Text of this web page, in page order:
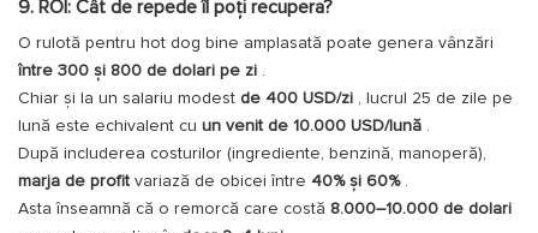
9. ROI: Cât de repede îl poți recupera?
O rulotă pentru hot dog bine amplasată poate genera vânzări
între 300 și 800 de dolari pe zi .
Chiar și la un salariu modest de 400 USD/zi , lucrul 25 de zile pe
lună este echivalent cu un venit de 10.000 USD/lună .
După includerea costurilor (ingrediente, benzină, manoperă),
marja de profit variază de obicei între 40% și 60%.
Asta înseamnă că o remorcă care costă 8.000–10.000 de dolari